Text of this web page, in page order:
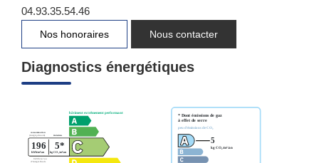
04.93.35.54.46
Nos honoraires Nous contacter
Diagnostics énergétiques